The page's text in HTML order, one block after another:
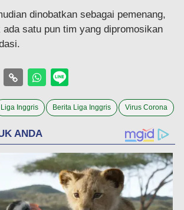
dinobatkan sebagai pemenang,
ada satu pun tim yang dipromosikan
Liga Inggris Berita Liga Inggris Virus Corona